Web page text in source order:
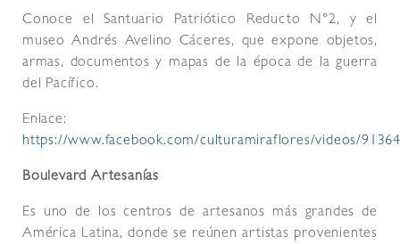
Conoce el Santuario Patriótico Reducto N°2, y el
museo Andrés Avelino Cáceres, que expone objetos,
armas, documentos y mapas de la época de la guerra
del Pacífico.
Enlace:
https://www.facebook.com/culturamiraflores/videos/
Boulevard Artesanías
Es uno de los centros de artesanos más grandes de
América Latina, donde se reúnen artistas provenientes